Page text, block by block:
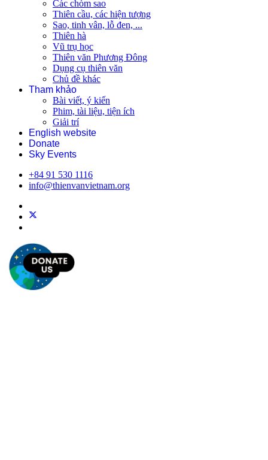
Các chòm sao
Thiên cầu, các hiện tượng
Sao, tinh vân, lỗ đen, ...
Thiên hà
Vũ trụ học
Thiên văn Phương Đông
Dụng cụ thiên văn
Chủ đề khác
Tham khảo
Bài viết, ý kiến
Phim, tài liệu, tiện ích
Giải trí
English website
Donate
Sky Events
+84 91 530 1116
info@thienvanvietnam.org